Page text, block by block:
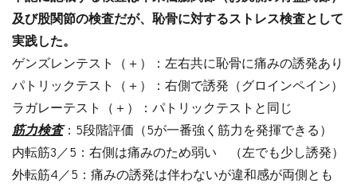
及び股関節の検査だが、恥骨に対するストレス検査として
実践した。
ゲンズレンテスト（＋）：左右共に恥骨に痛みの誘発あり
パトリックテスト（＋）：右側で誘発（グロインペイン）
ラガレーテスト（＋）：パトリックテストと同じ
筋力検査：5段階評価（5が一番強く筋力を発揮できる）
内転筋3／5：右側は痛みのため弱い （左でも少し誘発）
外転筋4／5：痛みの誘発は伴わないが違和感が両側とも